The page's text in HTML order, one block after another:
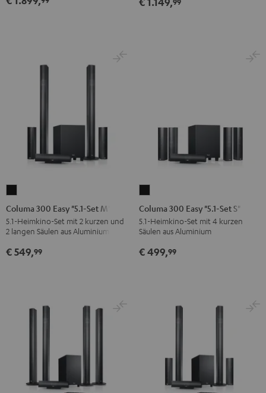
Schwarz
Weiß
300
Easy
"5.1-
Set
Columa 300 Easy "5.1-Set M"
5.1-Heimkino-Set mit 2 kurzen und
2 langen Säulen aus Aluminium
€ 549,99
300
Easy
"5.1-
Set
Columa 300 Easy "5.1-Set S"
5.1-Heimkino-Set mit 4 kurzen
Säulen aus Aluminium
€ 499,99